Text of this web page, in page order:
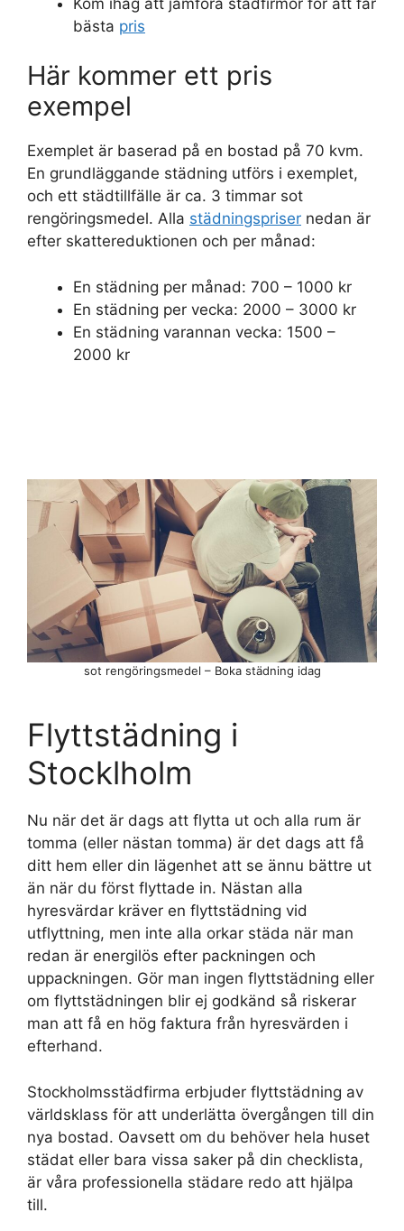
bästa pris
Här kommer ett pris
exempel
Exemplet är baserad på en bostad på 70 kvm.
En grundläggande städning utförs i exemplet,
och ett städtillfälle är ca. 3 timmar sot
rengöringsmedel. Alla städningspriser nedan är
efter skattereduktionen och per månad:
En städning per månad: 700 – 1000 kr
En städning per vecka: 2000 – 3000 kr
En städning varannan vecka: 1500 –
2000 kr
Flyttstädning i
Stocklholm
Nu när det är dags att flytta ut och alla rum är
tomma (eller nästan tomma) är det dags att få
ditt hem eller din lägenhet att se ännu bättre ut
än när du först flyttade in. Nästan alla
hyresvärdar kräver en flyttstädning vid
utflyttning, men inte alla orkar städa när man
redan är energilös efter packningen och
uppackningen. Gör man ingen flyttstädning eller
om flyttstädningen blir ej godkänd så riskerar
man att få en hög faktura från hyresvärden i
efterhand.
Stockholmsstädfirma erbjuder flyttstädning av
världsklass för att underlätta övergången till din
nya bostad. Oavsett om du behöver hela huset
städat eller bara vissa saker på din checklista,
är våra professionella städare redo att hjälpa
till.
sot rengöringsmedel – Boka städning idag